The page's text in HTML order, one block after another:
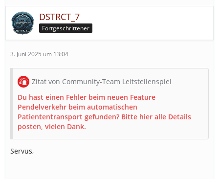
DSTRCT_7
Fortgeschrittener
3. Juni 2025 um 13:04
Zitat von Community-Team Leitstellenspiel
Du hast einen Fehler beim neuen Feature
Pendelverkehr beim automatischen
Patiententransport gefunden? Bitte hier alle Details
posten, vielen Dank.
Servus,